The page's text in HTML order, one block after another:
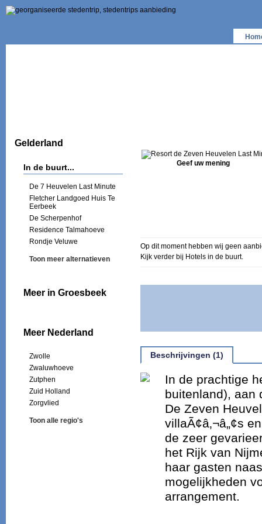
Gelderland
In de buurt...
De 7 Heuvelen Last Minute
Fletcher Landgoed Huis Te
Eerbeek
De Scherpenhof
Residence Talmahoeve
Rondje Veluwe
Toon meer alternatieven
Meer in Groesbeek
Meer Nederland
Zwolle
Zwaluwhoeve
Zutphen
Zuid Holland
Zorgvlied
Toon alle regio's
Geef uw mening
Op dit moment hebben wij geen
Kijk verder bij Hotels in de buurt.
Beschrijvingen (1)
In de prachtige
buitenland), aan
De Zeven
villaÃ¢â‚¬â„¢s
de zeer
het Rijk van
haar gasten
mogelijkheden
arrangement.